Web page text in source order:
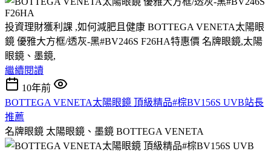
投資理財獲利課 ,如何減肥且健康 BOTTEGA VENETA太陽眼
鏡 優雅大方框/透灰-黑#BV246S F26HA特惠價 名牌眼鏡,太陽
眼鏡、墨鏡,
繼續閱讀
10年前
BOTTEGA VENETA太陽眼鏡 頂級精品#棕BV156S UVB站長
推薦
名牌眼鏡 太陽眼鏡、墨鏡 BOTTEGA VENETA